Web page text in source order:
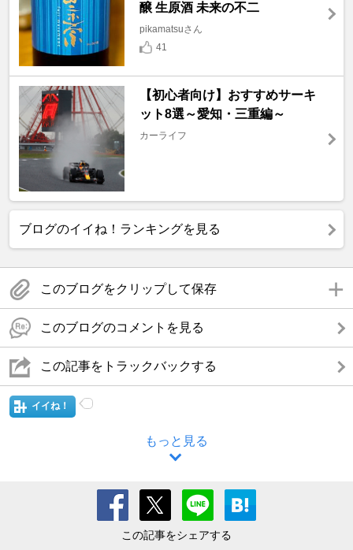
醸 生原酒 未来の不二
pikamatsuさん
41
【初心者向け】おすすめサーキ
ット8選～愛知・三重編～
カーライフ
ブログのイイね！ランキングを見る
このブログをクリップして保存
このブログのコメントを見る
この記事をトラックバックする
イイね！
もっと見る
この記事をシェアする